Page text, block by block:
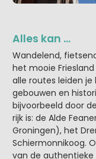
Alles kan …
Wandelend,
het mooie
alle routes leiden
gebouwen en
bijvoorbeeld door
rijk is: de Alde
Groningen), het
Schiermonnikoog.
van de authentieke